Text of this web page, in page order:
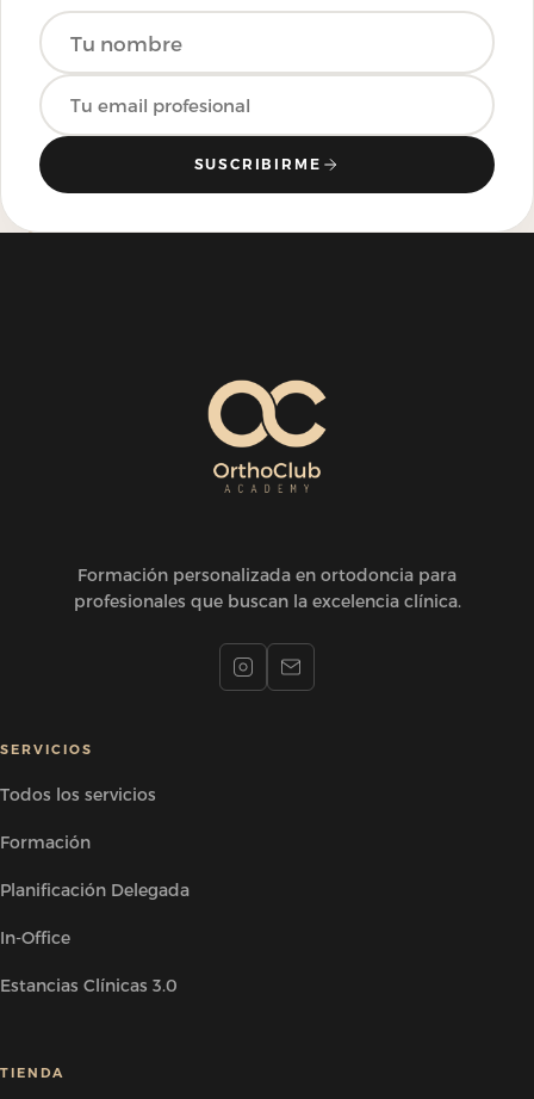
SUSCRIBIRME
Formación personalizada en ortodoncia para
profesionales que buscan la excelencia clínica.
SERVICIOS
Todos los servicios
Formación
Planificación Delegada
In-Office
Estancias Clínicas 3.0
TIENDA